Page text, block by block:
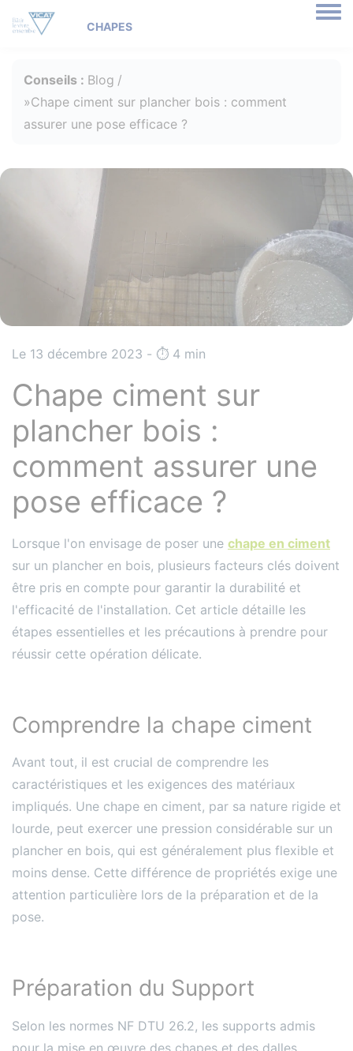
Conseils : Blog
Chape ciment sur plancher bois : comment
assurer une pose efficace ?
Le 13 décembre 2023 - ⏱️️ 4 min
Chape ciment sur
plancher bois :
comment assurer une
pose efficace ?
Lorsque l'on envisage de poser une chape en ciment
sur un plancher en bois, plusieurs facteurs clés doivent
être pris en compte pour garantir la durabilité et
l'efficacité de l'installation. Cet article détaille les
étapes essentielles et les précautions à prendre pour
réussir cette opération délicate.
Comprendre la chape ciment
Avant tout, il est crucial de comprendre les
caractéristiques et les exigences des matériaux
impliqués. Une chape en ciment, par sa nature rigide et
lourde, peut exercer une pression considérable sur un
plancher en bois, qui est généralement plus flexible et
moins dense. Cette différence de propriétés exige une
attention particulière lors de la préparation et de la
pose.
Préparation du Support
Selon les normes NF DTU 26.2, les supports admis
pour la mise en œuvre des chapes et des dalles